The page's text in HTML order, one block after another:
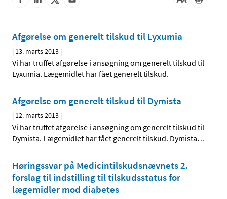
Afgørelse om generelt tilskud til Lyxumia
| 13. marts 2013 |
Vi har truffet afgørelse i ansøgning om generelt tilskud til
Lyxumia. Lægemidlet har fået generelt tilskud.
Afgørelse om generelt tilskud til Dymista
| 12. marts 2013 |
Vi har truffet afgørelse i ansøgning om generelt tilskud til
Dymista. Lægemidlet har fået generelt tilskud. Dymista…
Høringssvar på Medicintilskuds­nævnets 2.
forslag til indstilling til tilskudsstatus for
lægemidler mod diabetes